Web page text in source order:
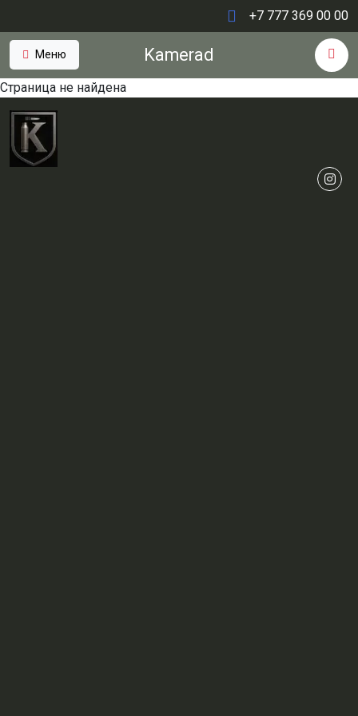
+7 777 369 00 00
Меню Kamerad
Страница не найдена